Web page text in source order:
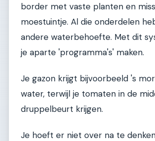
border met vaste planten en
moestuintje. Al die onderdelen
andere waterbehoefte. Met dit
je aparte 'programma's' maken.
Je gazon krijgt bijvoorbeeld 's
water, terwijl je tomaten in de
druppelbeurt krijgen.
Je hoeft er niet over na te